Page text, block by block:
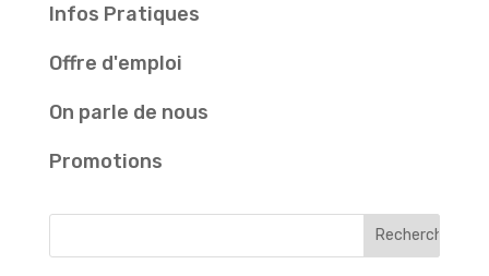
Infos Pratiques
Offre d'emploi
On parle de nous
Promotions